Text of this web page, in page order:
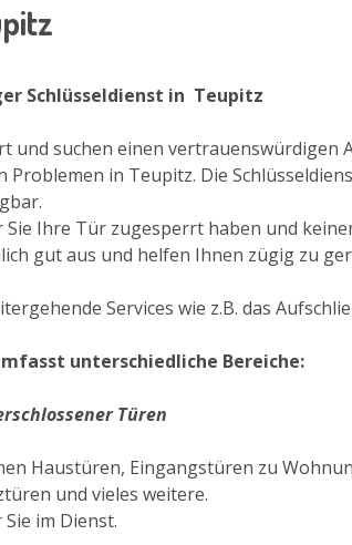
Schlüsseldienst in Teupitz
und suchen einen
Problemen in Teupitz. Die
Ihre Tür zugesperrt haben und
gut aus und helfen Ihnen zügig zu
Services wie z.B. das
unterschiedliche Bereiche:
Türen
Haustüren, Eingangstüren zu
und vieles weitere.
im Dienst.